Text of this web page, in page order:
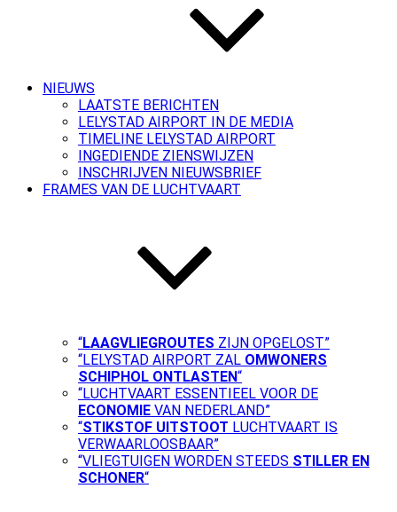
NIEUWS
LAATSTE BERICHTEN
LELYSTAD AIRPORT IN DE MEDIA
TIMELINE LELYSTAD AIRPORT
INGEDIENDE ZIENSWIJZEN
INSCHRIJVEN NIEUWSBRIEF
FRAMES VAN DE LUCHTVAART
“LAAGVLIEGROUTES ZIJN OPGELOST”
“LELYSTAD AIRPORT ZAL OMWONERS
SCHIPHOL ONTLASTEN“
“LUCHTVAART ESSENTIEEL VOOR DE
ECONOMIE VAN NEDERLAND”
“STIKSTOF UITSTOOT LUCHTVAART IS
VERWAARLOOSBAAR”
“VLIEGTUIGEN WORDEN STEEDS STILLER EN
SCHONER“